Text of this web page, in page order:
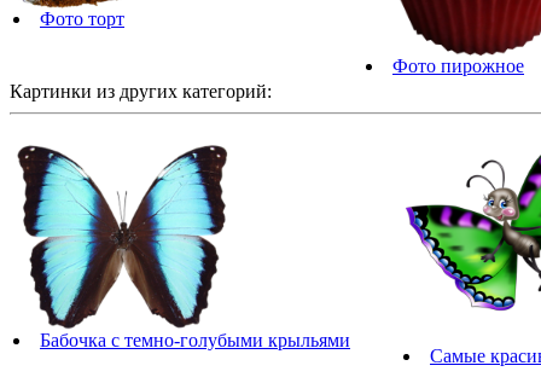
Фото торт
Фото пирожное
Картинки из других категорий:
Бабочка с темно-голубыми крыльями
Самые